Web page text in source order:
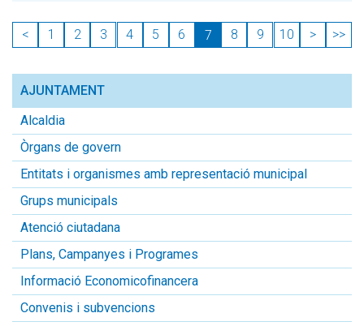
< 1 2 3 4 5 6 7 8 9 10 > >>
AJUNTAMENT
Alcaldia
Òrgans de govern
Entitats i organismes amb representació municipal
Grups municipals
Atenció ciutadana
Plans, Campanyes i Programes
Informació Economicofinancera
Convenis i subvencions